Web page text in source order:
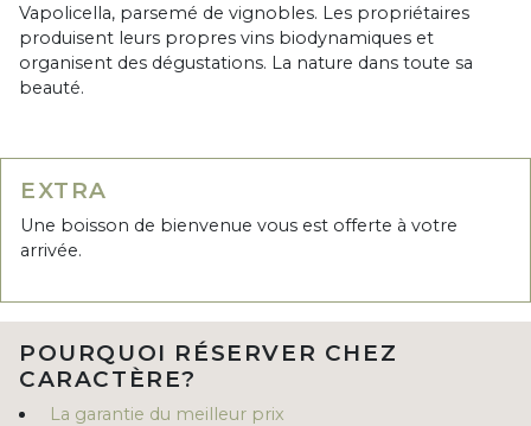
Vapolicella, parsemé de vignobles. Les propriétaires
produisent leurs propres vins biodynamiques et
organisent des dégustations. La nature dans toute sa
beauté.
EXTRA
Une boisson de bienvenue vous est offerte à votre
arrivée.
POURQUOI RÉSERVER CHEZ
CARACTÈRE?
La garantie du meilleur prix